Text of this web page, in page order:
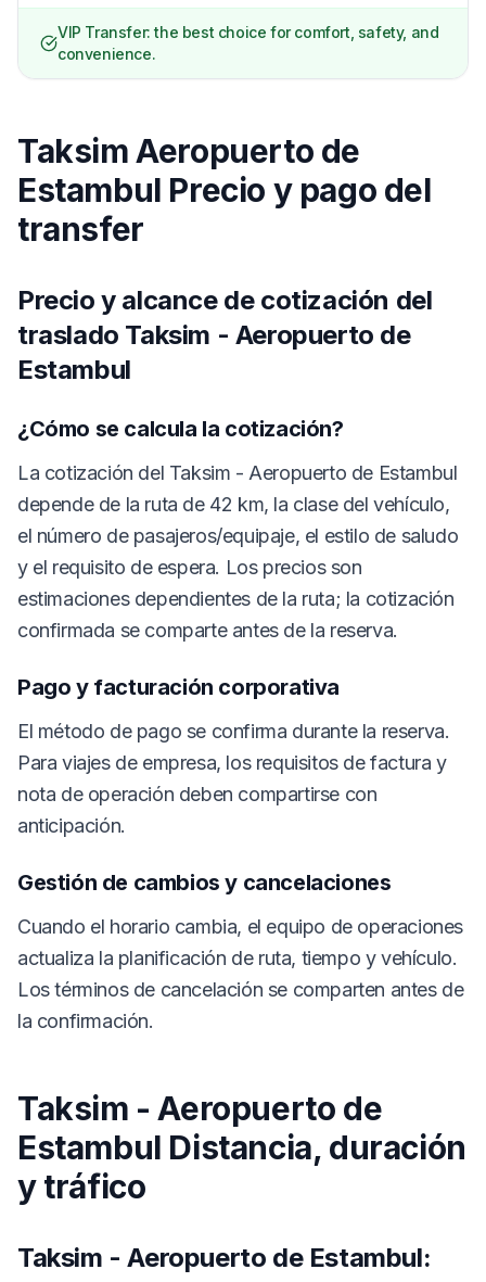
VIP Transfer: the best choice for comfort, safety, and
convenience.
Taksim Aeropuerto de
Estambul Precio y pago del
transfer
Precio y alcance de cotización del
traslado Taksim - Aeropuerto de
Estambul
¿Cómo se calcula la cotización?
La cotización del Taksim - Aeropuerto de Estambul
depende de la ruta de 42 km, la clase del vehículo,
el número de pasajeros/equipaje, el estilo de saludo
y el requisito de espera. Los precios son
estimaciones dependientes de la ruta; la cotización
confirmada se comparte antes de la reserva.
Pago y facturación corporativa
El método de pago se confirma durante la reserva.
Para viajes de empresa, los requisitos de factura y
nota de operación deben compartirse con
anticipación.
Gestión de cambios y cancelaciones
Cuando el horario cambia, el equipo de operaciones
actualiza la planificación de ruta, tiempo y vehículo.
Los términos de cancelación se comparten antes de
la confirmación.
Taksim - Aeropuerto de
Estambul Distancia, duración
y tráfico
Taksim - Aeropuerto de Estambul: